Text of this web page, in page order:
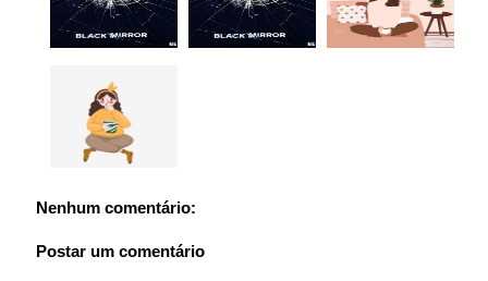
Nenhum comentário:
Postar um comentário